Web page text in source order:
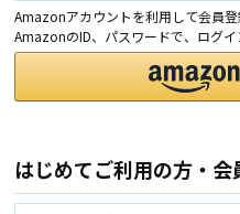
Amazonアカウントを利用して会員登
AmazonのID、パスワードで、ログイ
はじめてご利用の方・